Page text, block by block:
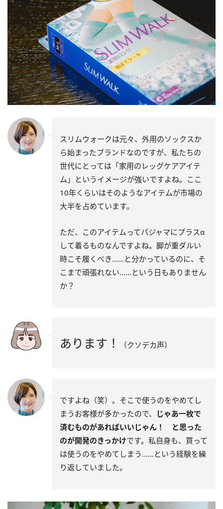
スリムウォークは元々、外用のソックスか
ら始まったブランドなのですが、私たちの
世代にとっては「家用のレッグケアアイテ
ム」というイメージが強いですよね。ここ
10年くらいはそのようなアイテムが市場の
大半を占めています。
ただ、このアイテムってパジャマにプラスα
して着るものなんですよね。脚が重ダルい
時こそ履くべき……と分かっているのに、そ
こまで頑張れない……という日もありません
か？
あります！ （クソデカ声）
ですよね（笑）。そこで使うのをやめてし
まうお客様が多かったので、
じゃあ一枚で
済むものがあればいいじゃん！ と思った
のが開発のきっかけです。私自身も、買って
は使うのをやめてしまう……という経験を繰
り返していました。